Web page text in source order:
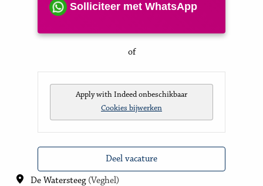
Solliciteer met WhatsApp
of
Apply with Indeed onbeschikbaar
Cookies bijwerken
Deel vacature
De Watersteeg (Veghel)